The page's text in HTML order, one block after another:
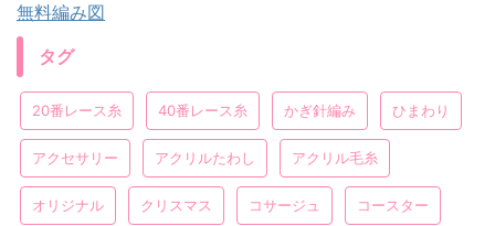
無料編み図
タグ
20番レース糸 40番レース糸 かぎ針編み ひまわり
アクセサリー アクリルたわし アクリル毛糸
オリジナル クリスマス コサージュ コースター